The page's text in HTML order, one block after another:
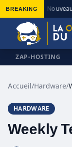
BREAKING◆
ZAP-HOSTING
Accueil/Hardware/
HARDWARE
Weekly